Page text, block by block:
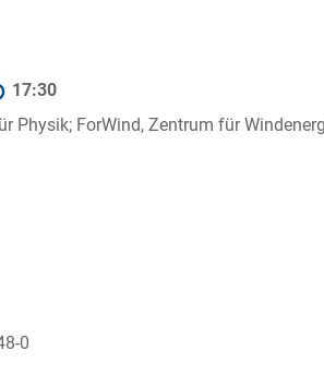
17:30
Physik; ForWind, Zentrum für
0